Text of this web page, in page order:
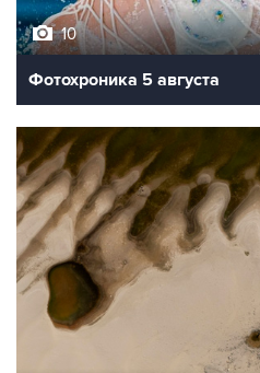
10
Фотохроника 5 августа